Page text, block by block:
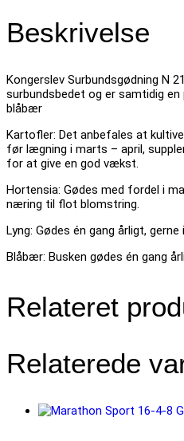
Beskrivelse
Kongerslev Surbundsgødning N
surbundsbedet og er samtidig
blåbær
Kartofler: Det anbefales at
før lægning i marts – april,
for at give en god vækst.
Hortensia: Gødes med fordel i
næring til flot blomstring.
Lyng: Gødes én gang årligt,
Blåbær: Busken gødes én gang
Relateret
Relaterede